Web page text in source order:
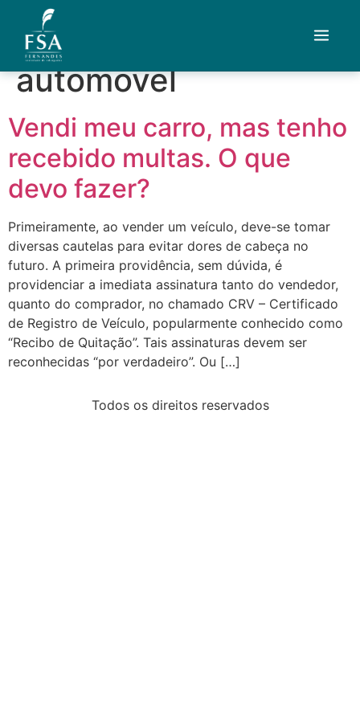
Quem Somos
Áreas de Atuação
Artigos
Contato
Fale com um advogado
Tag:
automovel
Vendi meu carro, mas tenho
recebido multas. O que
devo fazer?
Primeiramente, ao vender um veículo, deve-se tomar
diversas cautelas para evitar dores de cabeça no
futuro. A primeira providência, sem dúvida, é
providenciar a imediata assinatura tanto do vendedor,
quanto do comprador, no chamado CRV – Certificado
de Registro de Veículo, popularmente conhecido como
“Recibo de Quitação”. Tais assinaturas devem ser
reconhecidas “por verdadeiro”. Ou […]
Todos os direitos reservados